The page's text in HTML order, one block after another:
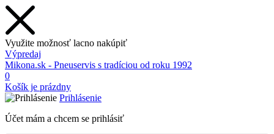
Využite možnosť lacno nakúpiť
Výpredaj
Mikona.sk - Pneuservis s tradíciou od roku 1992
0
Košík je prázdny
Prihlásenie
Účet mám a chcem se prihlásiť